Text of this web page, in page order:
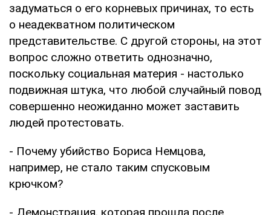
задуматься о его корневых причинах, то есть
о неадекватном политическом
представительстве. С другой стороны, на этот
вопрос сложно ответить однозначно,
поскольку социальная материя - настолько
подвижная штука, что любой случайный повод
совершенно неожиданно может заставить
людей протестовать.
- Почему убийство Бориса Немцова,
например, не стало таким спусковым
крючком?
- Демонстрация, которая прошла после